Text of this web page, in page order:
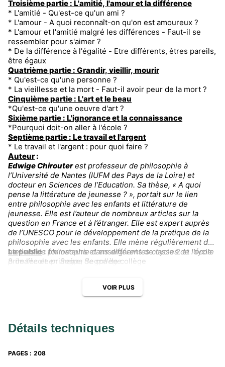
Troisième partie : L'amitié, l'amour et la différence
* L'amitié - Qu'est-ce qu'un ami ?
* L'amour - A quoi reconnaît-on qu'on est amoureux ?
* L'amour et l'amitié malgré les différences - Faut-il se
ressembler pour s'aimer ?
* De la différence à l'égalité - Etre différents, êtres pareils,
être égaux
Quatrième partie : Grandir, vieillir, mourir
* Qu'est-ce qu'une personne ?
* La vieillesse et la mort - Faut-il avoir peur de la mort ?
Cinquième partie : L'art et le beau
*Qu'est-ce qu'une oeuvre d'art ?
Sixième partie : L'ignorance et la connaissance
*Pourquoi doit-on aller à l'école ?
Septième partie : Le travail et l'argent
* Le travail et l'argent : pour quoi faire ?
Auteur :
Edwige Chirouterest professeur de philosophie à
l’Université de Nantes (IUFM des Pays de la Loire) et
docteur en Sciences de l’Education. Sa thèse, « A quoi
pense la littérature de jeunesse ? », portait sur le lien
entre philosophie avec les enfants et littérature de
jeunesse. Elle est l’auteur de nombreux articles sur la
question en France et à l’étranger. Elle est expert auprès
de l’UNESCO pour le développement de la pratique de la
philosophie avec les enfants. Elle mène régulièrement des
ateliers de philosophie dans différentes classes de l’école
primaire et en Segpa de collège.
Le public: formateurs et enseignants de cycle 2 et cycle
3 de l’école primaire, Segpa de collège
VOIR PLUS
Détails techniques
PAGES : 208